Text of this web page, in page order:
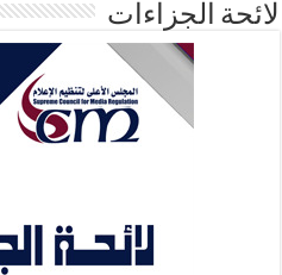
لائحة الجزاءات